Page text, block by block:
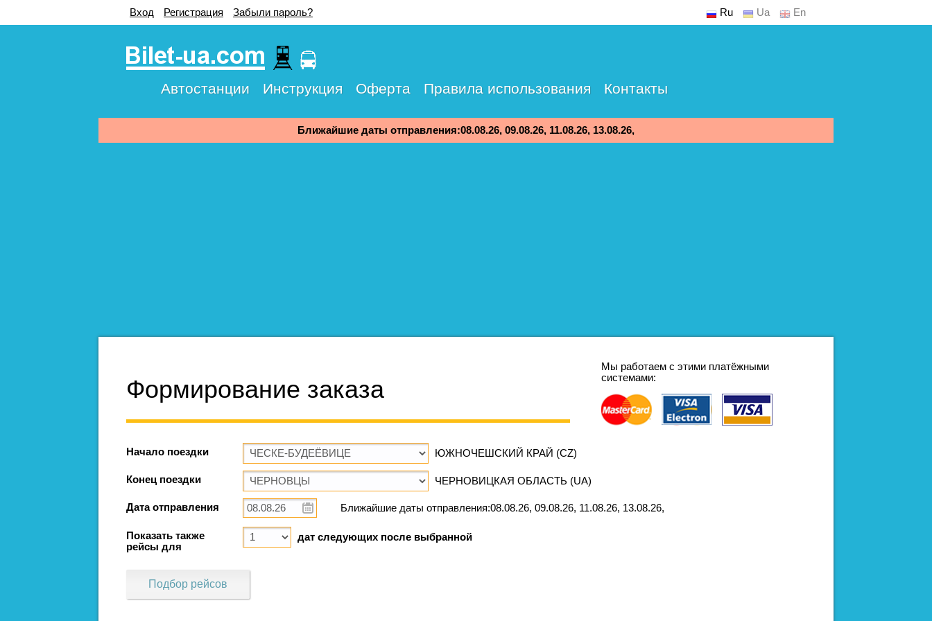
Вход Регистрация Забыли пароль? Ru Ua En
Автостанции Инструкция Оферта Правила использования Контакты
Ближайшие даты отправления:08.08.26, 09.08.26, 11.08.26, 13.08.26,
Мы работаем с этими платёжными
системами:
Формирование заказа
Начало поездки ЮЖНОЧЕШСКИЙ КРАЙ (CZ)
Конец поездки ЧЕРНОВИЦКАЯ ОБЛАСТЬ (UA)
Дата отправления Ближайшие даты отправления:08.08.26, 09.08.26, 11.08.26, 13.08.26,
Показать также
рейсы для
дат следующих после выбранной
Подбор рейсов